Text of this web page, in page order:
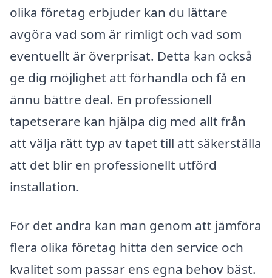
olika företag erbjuder kan du lättare
avgöra vad som är rimligt och vad som
eventuellt är överprisat. Detta kan också
ge dig möjlighet att förhandla och få en
ännu bättre deal. En professionell
tapetserare kan hjälpa dig med allt från
att välja rätt typ av tapet till att säkerställa
att det blir en professionellt utförd
installation.
För det andra kan man genom att jämföra
flera olika företag hitta den service och
kvalitet som passar ens egna behov bäst.